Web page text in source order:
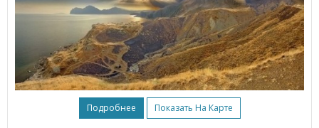
Подробнее Показать На Карте